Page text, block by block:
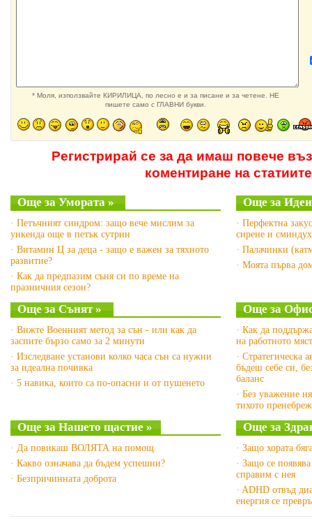
* Моля, използвайте КИРИЛИЦА, по лесно е и за писане и за четене. НЕ
пишете само с ГЛАВНИ букви.
Регистрирай се за да имаш повече
коментиране на статиите
Още за Умората »
· Петъчният синдром: защо вече мислим за
уикенда още в петък сутрин
· Витамин Ц за деца - защо е важен за тяхното
развитие?
· Как да предпазим съня си по време на
празничния сезон?
Още за Идеи
· Перфектна
сирене и сминдух
· Палачинки
· Моята първа
Още за Сънят »
· Вижте Военният метод за сън - или как да
заспите бързо само за 2 минути
· Изследване установи колко часа сън са нужни
за идеална почивка
· 5 навика, които са по-опасни и от пушенето
Още за
· Как да
на работното
· Стратегическа
бъдеш себе си,
баланс
· Без уважение
тихото
Още за Нашето щастие »
· Да повикаш ВОЛЯТА на помощ
· Какво означава да бъдем успешни?
· Безпричинната доброта
Още за
· Защо хората
· Защо се
справим с нея
· ADHD отвъд
енергия се